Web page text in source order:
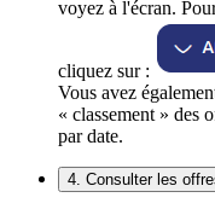
voyez à l'écran.
cliquez sur :
Vous avez
« classement » des
par date.
4. Consulter les